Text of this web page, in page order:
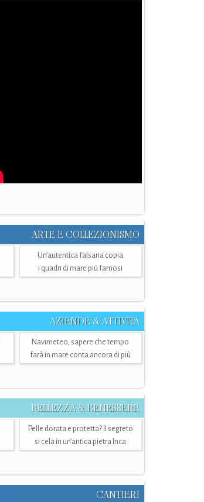
ARTE E COLLEZIONISMO
Un’autentica falsaria copia
i quadri di mare più famosi
AZIENDE & ATTIVITÀ
Navimeteo, sapere che tempo
farà in mare conta ancora di più
BELLEZZA & BENESSERE
Pelle dorata e protetta? Il segreto
si cela in un’antica pietra Inca
CANTIERI